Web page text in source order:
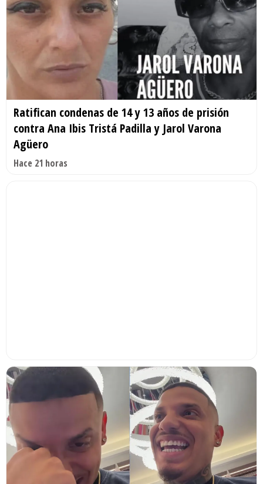
Ratifican condenas de 14 y 13 años de prisión
contra Ana Ibis Tristá Padilla y Jarol Varona
Agüero
Hace 21 horas